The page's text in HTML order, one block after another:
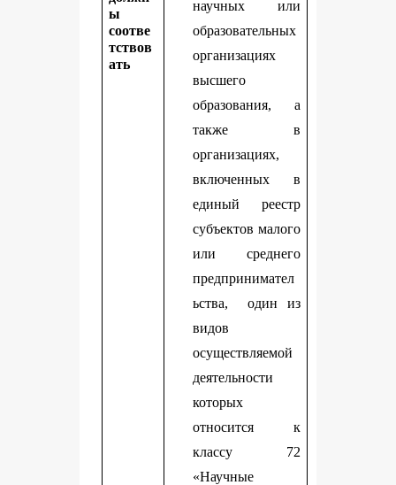
ы
соотве
тствов
ать
научных или
образовательных
организациях
высшего
образования, а
также в
организациях,
включенных в
единый реестр
субъектов малого
или среднего
предпринимател
ьства, один из
видов
осуществляемой
деятельности
которых
относится к
классу 72
«Научные